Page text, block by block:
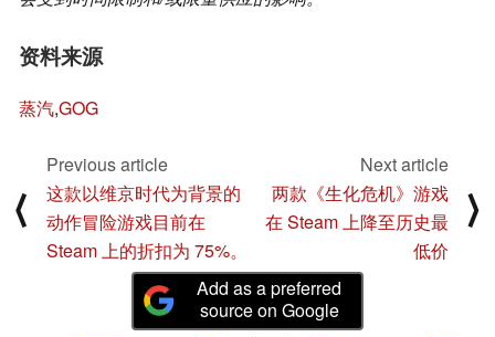
资料来源
蒸汽,GOG
⟨
Previous article
这款以维京时代为背景的
动作冒险游戏目前在
Steam 上的折扣为 75%。
Next article
两款《生化危机》游戏
在 Steam 上降至历史最
低价
⟩
Add as a preferred
source on Google